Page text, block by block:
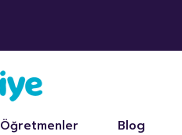
Öğretmenler Blog